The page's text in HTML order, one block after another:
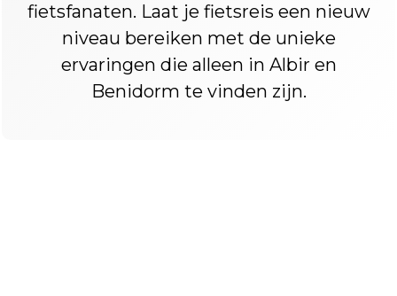
fietsfanaten. Laat je fietsreis een nieuw
niveau bereiken met de unieke
ervaringen die alleen in Albir en
Benidorm te vinden zijn.